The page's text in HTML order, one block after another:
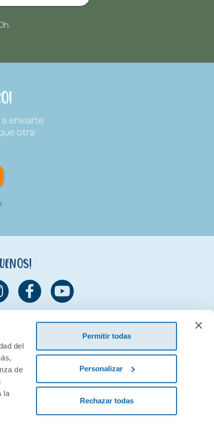
del
de
la
Permitir todas
Personalizar
Rechazar todas
enviarte
otra